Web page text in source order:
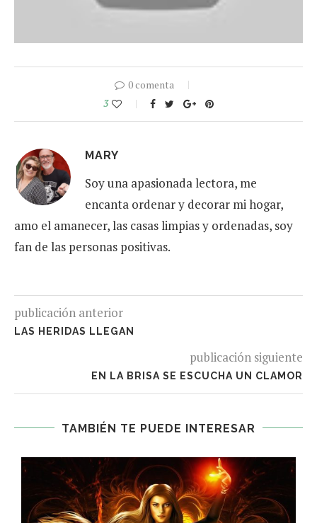
0 comenta
3
MARY
Soy una apasionada lectora, me
encanta ordenar y decorar mi hogar,
amo el amanecer, las casas limpias y ordenadas, soy
fan de las personas positivas.
publicación anterior
LAS HERIDAS LLEGAN
publicación siguiente
EN LA BRISA SE ESCUCHA UN CLAMOR
TAMBIÉN TE PUEDE INTERESAR